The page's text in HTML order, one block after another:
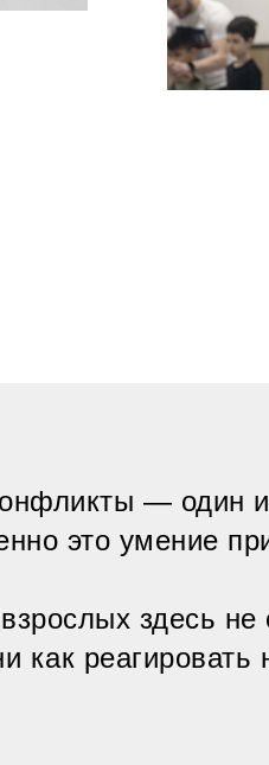
— один
это умение
здесь не
как реагировать